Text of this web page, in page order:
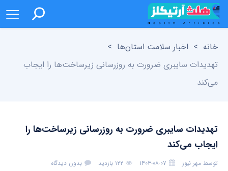
خانه > اخبار سلامت استان‌ها >
تهدیدات سایبری ضرورت به‌ روزرسانی زیرساخت‌ها را ایجاب
می‌کند
تهدیدات سایبری ضرورت به‌ روزرسانی زیرساخت‌ها را
ایجاب می‌کند
توسط مهر نیوز ۱۴۰۳-۰۸-۰۷ ۱۲۲ بازدید بدون دیدگاه